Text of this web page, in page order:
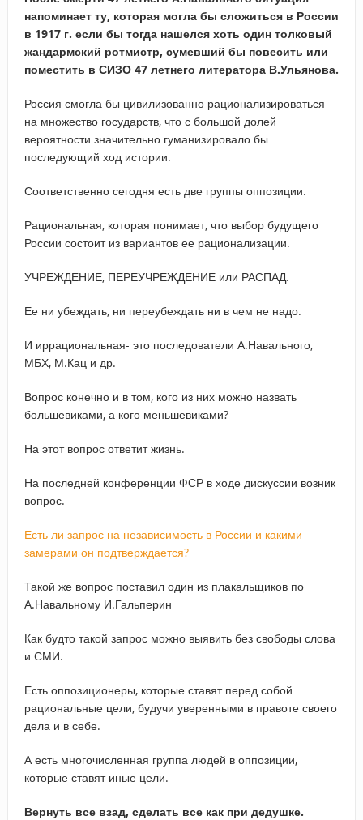
напоминает ту, которая могла бы сложиться в России
в 1917 г. если бы тогда нашелся хоть один толковый
жандармский ротмистр, сумевший бы повесить или
поместить в СИЗО 47 летнего литератора В.Ульянова.
Россия смогла бы цивилизованно рационализироваться
на множество государств, что с большой долей
вероятности значительно гуманизировало бы
последующий ход истории.
Соответственно сегодня есть две группы оппозиции.
Рациональная, которая понимает, что выбор будущего
России состоит из вариантов ее рационализации.
УЧРЕЖДЕНИЕ, ПЕРЕУЧРЕЖДЕНИЕ или РАСПАД.
Ее ни убеждать, ни переубеждать ни в чем не надо.
И иррациональная- это последователи А.Навального,
МБХ, М.Кац и др.
Вопрос конечно и в том, кого из них можно назвать
большевиками, а кого меньшевиками?
На этот вопрос ответит жизнь.
На последней конференции ФСР в ходе дискуссии возник
вопрос.
Есть ли запрос на независимость в России и какими
замерами он подтверждается?
Такой же вопрос поставил один из плакальщиков по
А.Навальному И.Гальперин
Как будто такой запрос можно выявить без свободы слова
и СМИ.
Есть оппозиционеры, которые ставят перед собой
рациональные цели, будучи уверенными в правоте своего
дела и в себе.
А есть многочисленная группа людей в оппозиции,
которые ставят иные цели.
Вернуть все взад, сделать все как при дедушке.